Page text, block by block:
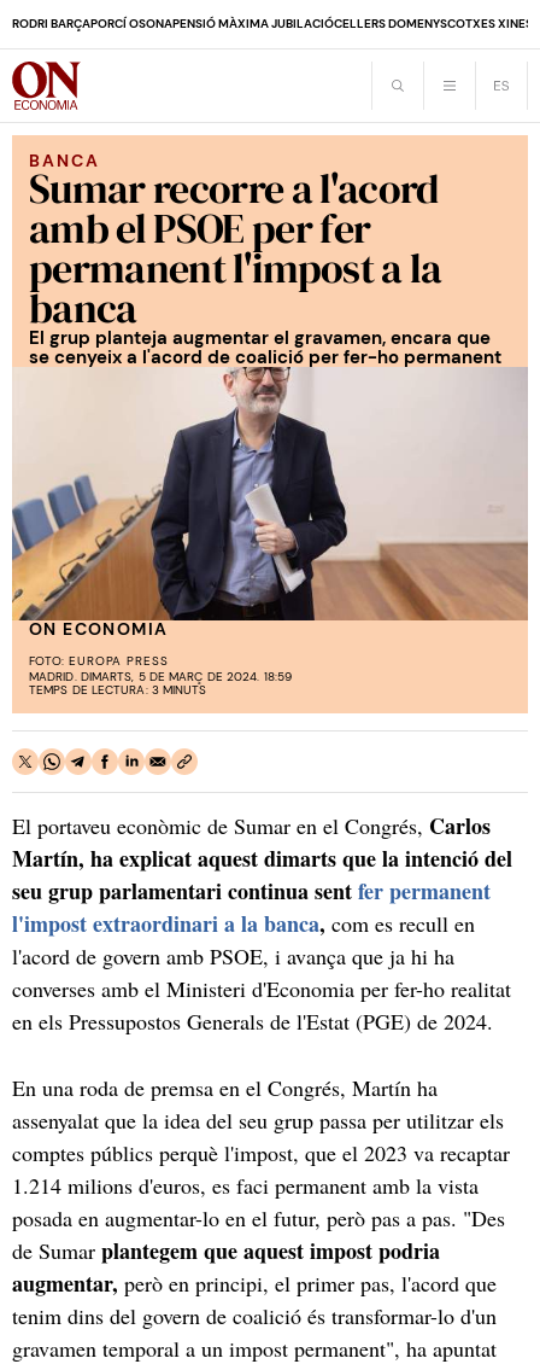
RODRI BARÇAPORCÍ OSONAPENSIÓ MÀXIMA JUBILACIÓCELLERS DOMENYSCOTXES
BANCA
Sumar recorre a l'acord
amb el PSOE per fer
permanent l'impost a la
banca
El grup planteja augmentar el gravamen, encara que
se cenyeix a l'acord de coalició per fer-ho permanent
ON ECONOMIA
FOTO: EUROPA PRESS
MADRID. DIMARTS, 5 DE MARÇ DE 2024. 18:59
TEMPS DE LECTURA: 3 MINUTS
El portaveu econòmic de Sumar en el Congrés, Carlos
Martín, ha explicat aquest dimarts que la intenció del
seu grup parlamentari continua sentfer permanent
l'impost extraordinari a la banca, com es recull en
l'acord de govern amb PSOE, i avança que ja hi ha
converses amb el Ministeri d'Economia per fer-ho realitat
en els Pressupostos Generals de l'Estat (PGE) de 2024.
En una roda de premsa en el Congrés, Martín ha
assenyalat que la idea del seu grup passa per utilitzar els
comptes públics perquè l'impost, que el 2023 va recaptar
1.214 milions d'euros, es faci permanent amb la vista
posada en augmentar-lo en el futur, però pas a pas. "Des
de Sumar plantegem que aquest impost podria
augmentar, però en principi, el primer pas, l'acord que
tenim dins del govern de coalició és transformar-lo d'un
gravamen temporal a un impost permanent", ha apuntat